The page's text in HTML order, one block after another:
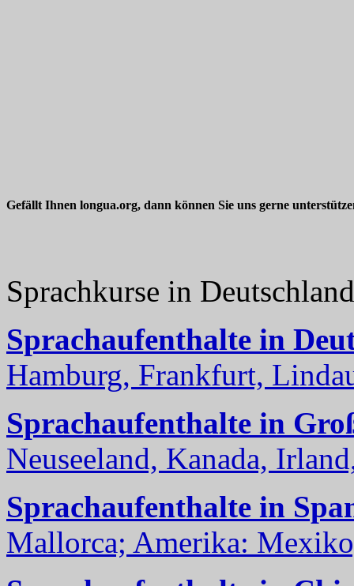
Gefällt Ihnen longua.org, dann können Sie uns gerne
Sprachkurse in
Sprachaufenthalte in
Hamburg, Frankfurt,
Sprachaufenthalte in
Neuseeland, Kanada,
Sprachaufenthalte in
Mallorca; Amerika: